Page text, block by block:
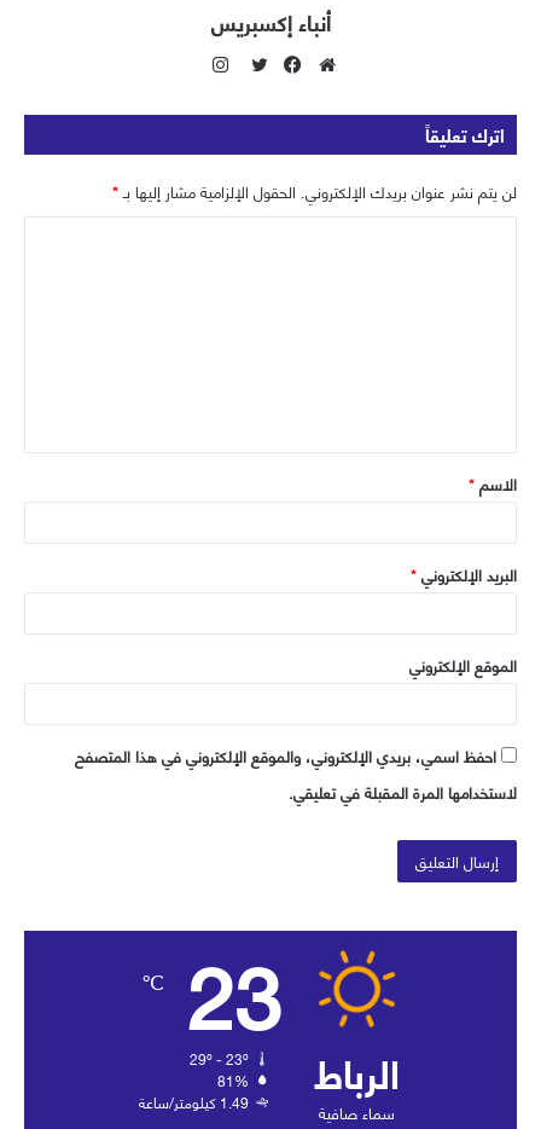
أنباء إكسبريس
و
ق
ع
ا
ي
س
و
و
ي
ر
س
ت
ق
ر
اترك تعليقاً
لن يتم نشر عنوان بريدك الإلكتروني. الحقول الإلزامية مشار إليها بـ*
ق
*
الاسم*
البريد الإلكتروني*
الموقع الإلكتروني
احفظ اسمي، بريدي الإلكتروني، والموقع الإلكتروني في هذا المتصفح
لاستخدامها المرة المقبلة في تعليقي.
الرباط
سماء صافية
23
℃
81%
1.49 كيلومتر/ساعة